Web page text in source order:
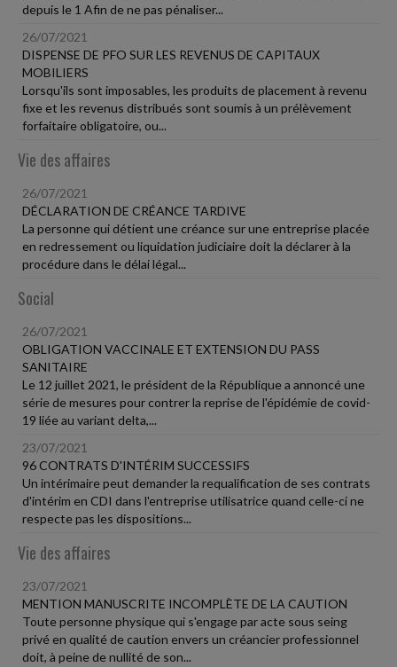
depuis le 1 Afin de ne pas pénaliser...
26/07/2021
DISPENSE DE PFO SUR LES REVENUS DE CAPITAUX
MOBILIERS
Lorsqu'ils sont imposables, les produits de placement à revenu
fixe et les revenus distribués sont soumis à un prélèvement
forfaitaire obligatoire, ou...
Vie des affaires
26/07/2021
DÉCLARATION DE CRÉANCE TARDIVE
La personne qui détient une créance sur une entreprise placée
en redressement ou liquidation judiciaire doit la déclarer à la
procédure dans le délai légal...
Social
26/07/2021
OBLIGATION VACCINALE ET EXTENSION DU PASS
SANITAIRE
Le 12 juillet 2021, le président de la République a annoncé une
série de mesures pour contrer la reprise de l'épidémie de covid-
19 liée au variant delta,...
23/07/2021
96 CONTRATS D'INTÉRIM SUCCESSIFS
Un intérimaire peut demander la requalification de ses contrats
d'intérim en CDI dans l'entreprise utilisatrice quand celle-ci ne
respecte pas les dispositions...
Vie des affaires
23/07/2021
MENTION MANUSCRITE INCOMPLÈTE DE LA CAUTION
Toute personne physique qui s'engage par acte sous seing
privé en qualité de caution envers un créancier professionnel
doit, à peine de nullité de son...